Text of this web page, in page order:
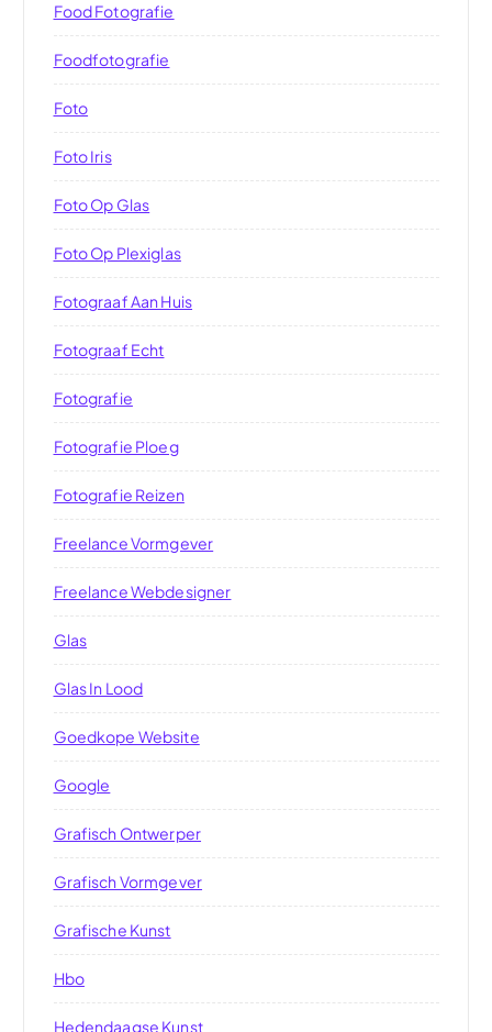
Food Fotografie
Foodfotografie
Foto
Foto Iris
Foto Op Glas
Foto Op Plexiglas
Fotograaf Aan Huis
Fotograaf Echt
Fotografie
Fotografie Ploeg
Fotografie Reizen
Freelance Vormgever
Freelance Webdesigner
Glas
Glas In Lood
Goedkope Website
Google
Grafisch Ontwerper
Grafisch Vormgever
Grafische Kunst
Hbo
Hedendaagse Kunst